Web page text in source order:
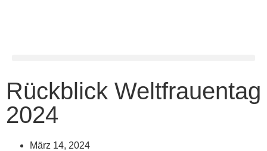
Rückblick Weltfrauentag
2024
März 14, 2024